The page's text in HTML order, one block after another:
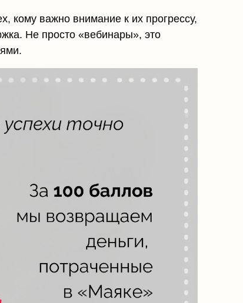
кому важно внимание к их прогрессу,
Не просто «вебинары», это